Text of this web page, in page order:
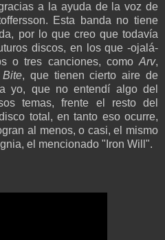
a la ayuda de la voz de
Esta banda no tiene
por lo que creo que todavía
discos, en los que -ojalá-
o tres canciones, como Arv,
, que tienen cierto aire de
yo, que no entendí algo del
temas, frente el resto del
total, en tanto eso ocurre,
al menos, o casi, el mismo
el mencionado "Iron Will".